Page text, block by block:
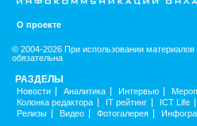
О проекте
© 2004-2026 При использовании
обязательна
РАЗДЕЛЫ
Новости Аналитика Интервью
Колонка редактора
IT рейтинг ICT Life
Релизы
Видео Фотогалерея